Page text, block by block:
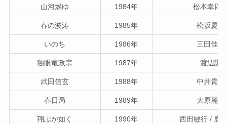
山河燃ゆ 1984年 松本幸四
春の波涛 1985年 松坂慶子
いのち 1986年 三田佳子
独眼竜政宗 1987年 渡辺謙
武田信玄 1988年 中井貴一
春日局 1989年 大原麗子
翔ぶが如く 1990年 西田敏行 / 鹿